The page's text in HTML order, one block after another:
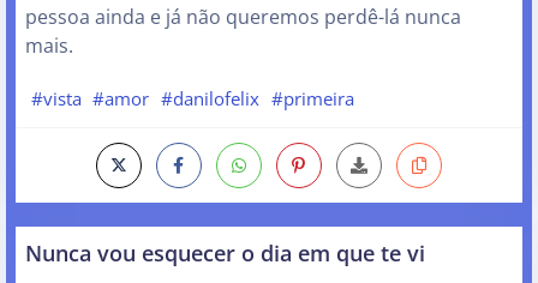
pessoa ainda e já não queremos perdê-lá nunca
mais.
#vista #amor #danilofelix #primeira
Nunca vou esquecer o dia em que te vi